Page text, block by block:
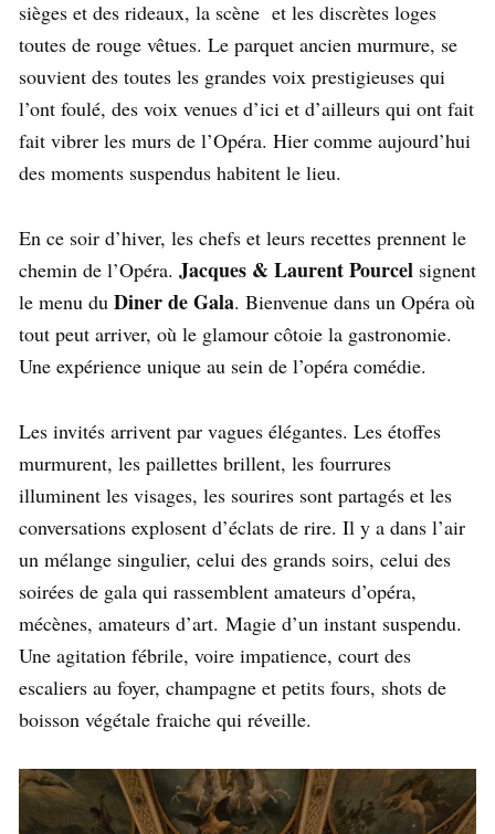
sièges et des rideaux, la scène et les discrètes loges
toutes de rouge vêtues. Le parquet ancien murmure, se
souvient des toutes les grandes voix prestigieuses qui
l’ont foulé, des voix venues d’ici et d’ailleurs qui ont fait
fait vibrer les murs de l’Opéra. Hier comme aujourd’hui
des moments suspendus habitent le lieu.
En ce soir d’hiver, les chefs et leurs recettes prennent le
chemin de l’Opéra. Jacques & Laurent Pourcel signent
le menu du Diner de Gala. Bienvenue dans un Opéra où
tout peut arriver, où le glamour côtoie la gastronomie.
Une expérience unique au sein de l’opéra comédie.
Les invités arrivent par vagues élégantes. Les étoffes
murmurent, les paillettes brillent, les fourrures
illuminent les visages, les sourires sont partagés et les
conversations explosent d’éclats de rire. Il y a dans l’air
un mélange singulier, celui des grands soirs, celui des
soirées de gala qui rassemblent amateurs d’opéra,
mécènes, amateurs d’art. Magie d’un instant suspendu.
Une agitation fébrile, voire impatience, court des
escaliers au foyer, champagne et petits fours, shots de
boisson végétale fraiche qui réveille.